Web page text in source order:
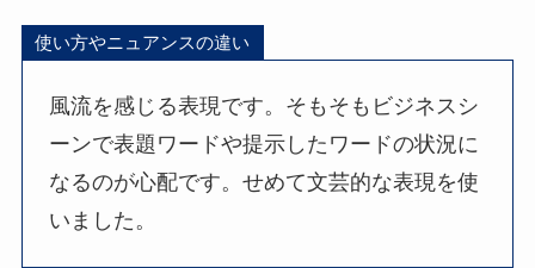
使い方やニュアンスの違い
風流を感じる表現です。そもそもビジネスシ
ーンで表題ワードや提示したワードの状況に
なるのが心配です。せめて文芸的な表現を使
いました。